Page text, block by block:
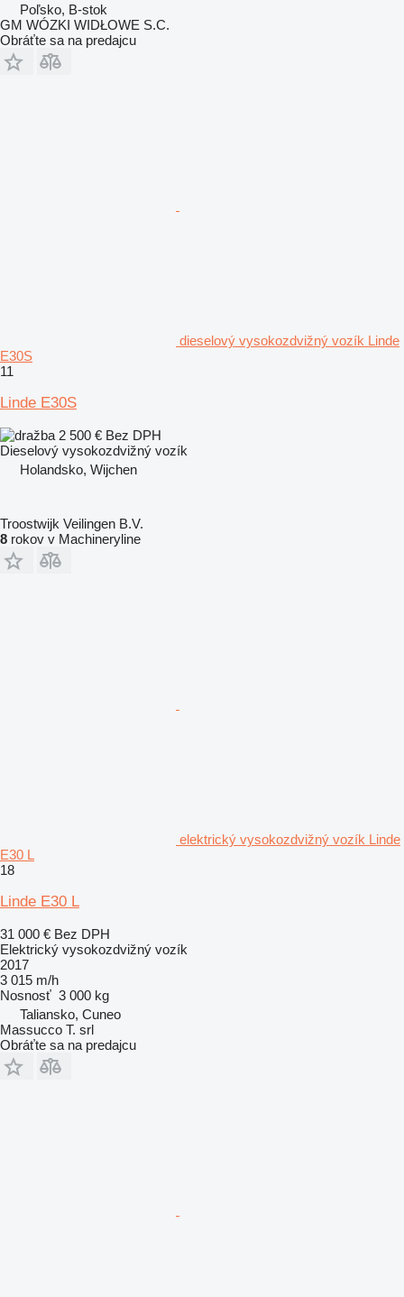
Poľsko, B-stok
GM WÓZKI WIDŁOWE S.C.
Obráťte sa na predajcu
dieselový vysokozdvižný vozík Linde
E30S
11
Linde E30S
2 500 € Bez DPH
Dieselový vysokozdvižný vozík
Holandsko, Wijchen
Troostwijk Veilingen B.V.
8 rokov v Machineryline
elektrický vysokozdvižný vozík Linde
E30 L
18
Linde E30 L
31 000 € Bez DPH
Elektrický vysokozdvižný vozík
2017
3 015 m/h
Nosnosť 3 000 kg
Taliansko, Cuneo
Massucco T. srl
Obráťte sa na predajcu